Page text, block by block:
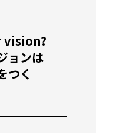
vision?
ョンは
つく